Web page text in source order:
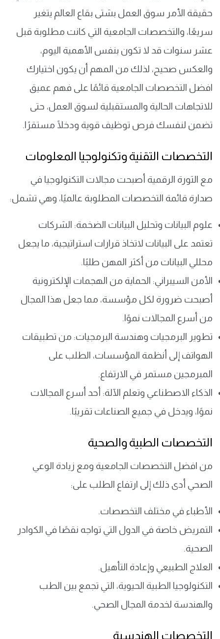
حقيقة الأمر سوق العمل بشتى بقاع العالم يتغير
سريعًا، والتخصصات الجامعية التي كانت مطلوبة قبل
عشر سنوات قد لا تكون بنفس الأهمية اليوم،
والعكس صحيح، لذلك من المهم أن يكون اختيارك
افضل التخصصات الجامعية قائمًا على فهم عميق
للاتجاهات الحالية والمستقبلية لسوق العمل، حتى
تضمن لنفسك فرص توظيف قوية ودخلًا مستقرًا.
التخصصات التقنية وتكنولوجيا المعلومات
مع الثورة الرقمية أصبحت مجالات التكنولوجيا في
صدارة قائمة التخصصات المطلوبة عالميًا، وهي تشمل:
علوم البيانات وتحليل البيانات الضخمة: الشركات
تعتمد على البيانات لاتخاذ قرارات استراتيجية، ما يجعل
محللي البيانات من أكثر المهن طلبًا.
الأمن السيبراني: الحماية من الهجمات الإلكترونية
أصبحت ضرورة لكل مؤسسة، مما جعل هذا المجال
من أسرع المجالات نموًا.
تطوير البرمجيات وهندسة البرمجيات: من تطبيقات
الهواتف إلى أنظمة المؤسسات، الطلب على
المبرمجين مستمر في الارتفاع.
الذكاء الاصطناعي وتعلم الآلة: أحد أسرع المجالات
نموًا، ويدخل في جميع الصناعات تقريبًا.
التخصصات الطبية والصحية
من افضل التخصصات الجامعية ومع زيادة الوعي
الصحي أدى ذلك إلى ارتفاع الطلب على:
الأطباء في مختلف التخصصات.
التمريض خاصة في الدول التي تواجه نقصًا في الكوادر
الصحية.
العلاج الطبيعي وإعادة التأهيل.
التكنولوجيا الطبية الحيوية، التي تجمع بين الطب
والهندسة لخدمة المجال الصحي.
التخصصات الهندسية